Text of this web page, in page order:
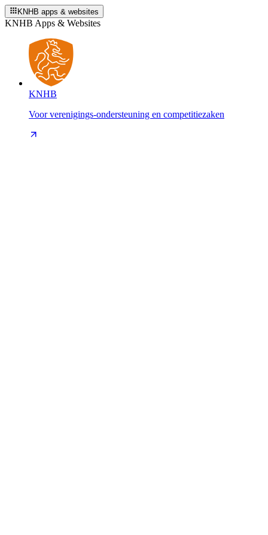
KNHB apps & websites
KNHB Apps & Websites
KNHB
Voor verenigings-ondersteuning en competitiezaken